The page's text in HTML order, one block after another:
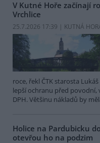
V Kutné Hoře začínají
Vrchlice
25.7.2026 17:39 | KUTNÁ
roce, řekl ČTK starosta
lepší ochranu před
DPH. Většinu nákladů by
Holice na Pardubicku
otevřou ho na podzim